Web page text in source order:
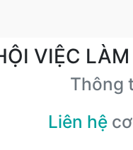
VIỆC
Thông
Liên hệ